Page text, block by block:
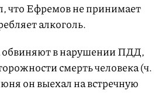
что Ефремов не принимает
алкоголь.
в нарушении ПДД,
смерть человека (ч.
он выехал на встречную